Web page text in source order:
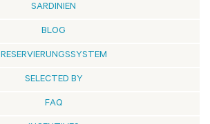
SARDINIEN
BLOG
RESERVIERUNGSSYSTEM
SELECTED BY
FAQ